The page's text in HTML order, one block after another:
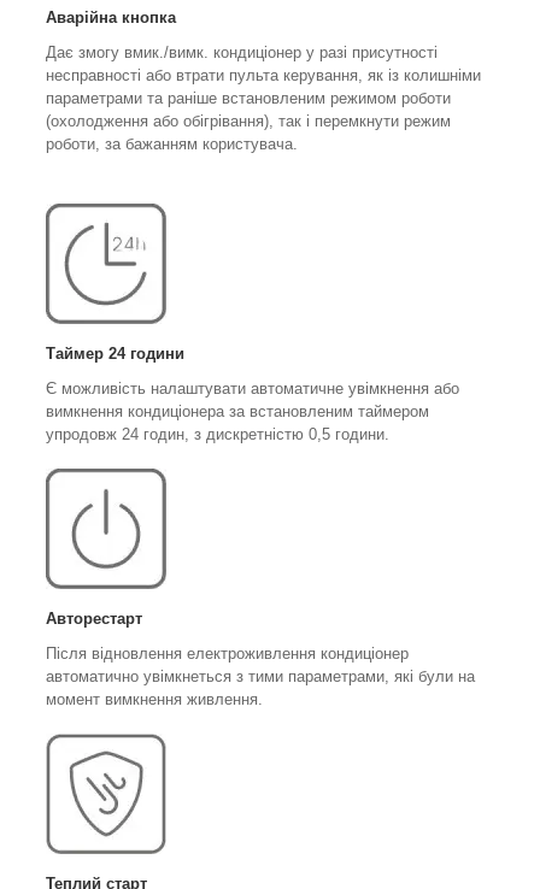
Аварійна кнопка
Дає змогу вмик./вимк. кондиціонер у разі присутності
несправності або втрати пульта керування, як із колишніми
параметрами та раніше встановленим режимом роботи
(охолодження або обігрівання), так і перемкнути режим
роботи, за бажанням користувача.
Таймер 24 години
Є можливість налаштувати автоматичне увімкнення або
вимкнення кондиціонера за встановленим таймером
упродовж 24 годин, з дискретністю 0,5 години.
Авторестарт
Після відновлення електроживлення кондиціонер
автоматично увімкнеться з тими параметрами, які були на
момент вимкнення живлення.
Теплий старт